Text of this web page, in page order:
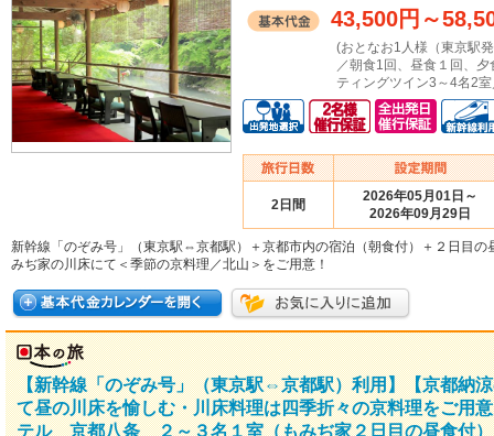
43,500円 ～
(おとなお1人様（東京駅
／朝食1回、昼食１回、
ティングツイン3～4名2
2日間
2026年05月01日～
2026年09月29日
新幹線「のぞみ号」（東京駅⇔京都駅）＋京都市内の宿泊（朝食付）＋２日目の
みぢ家の川床にて＜季節の京料理／北山＞をご用意！
【新幹線「のぞみ号」（東京駅⇔京都駅）利用】【京都納
て昼の川床を愉しむ・川床料理は四季折々の京料理をご用
テル 京都八条 ２～３名１室（もみぢ家２日目の昼食付